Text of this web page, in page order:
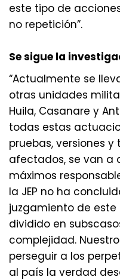
este tipo de
no repetición”.
Se sigue la
“Actualmente se
otras unidades
Huila, Casanare y
todas estas
pruebas, versiones
afectados, se van a
máximos
la JEP no ha
juzgamiento de
dividido en
complejidad.
perseguir a los
al país la verdad